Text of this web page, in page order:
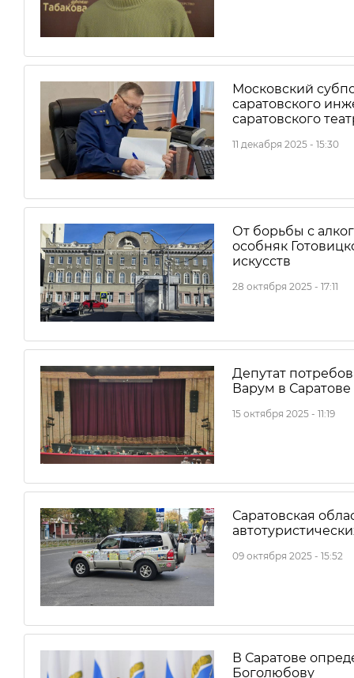
Московский
саратовского
саратовского
11 декабря 2025 - 15:30
От борьбы с
особняк
искусств
28 октября 2025 - 17:11
Депутат
Варум в Саратове
15 октября 2025 - 11:19
Саратовская
09 октября 2025 - 15:52
В Саратове
Боголюбову